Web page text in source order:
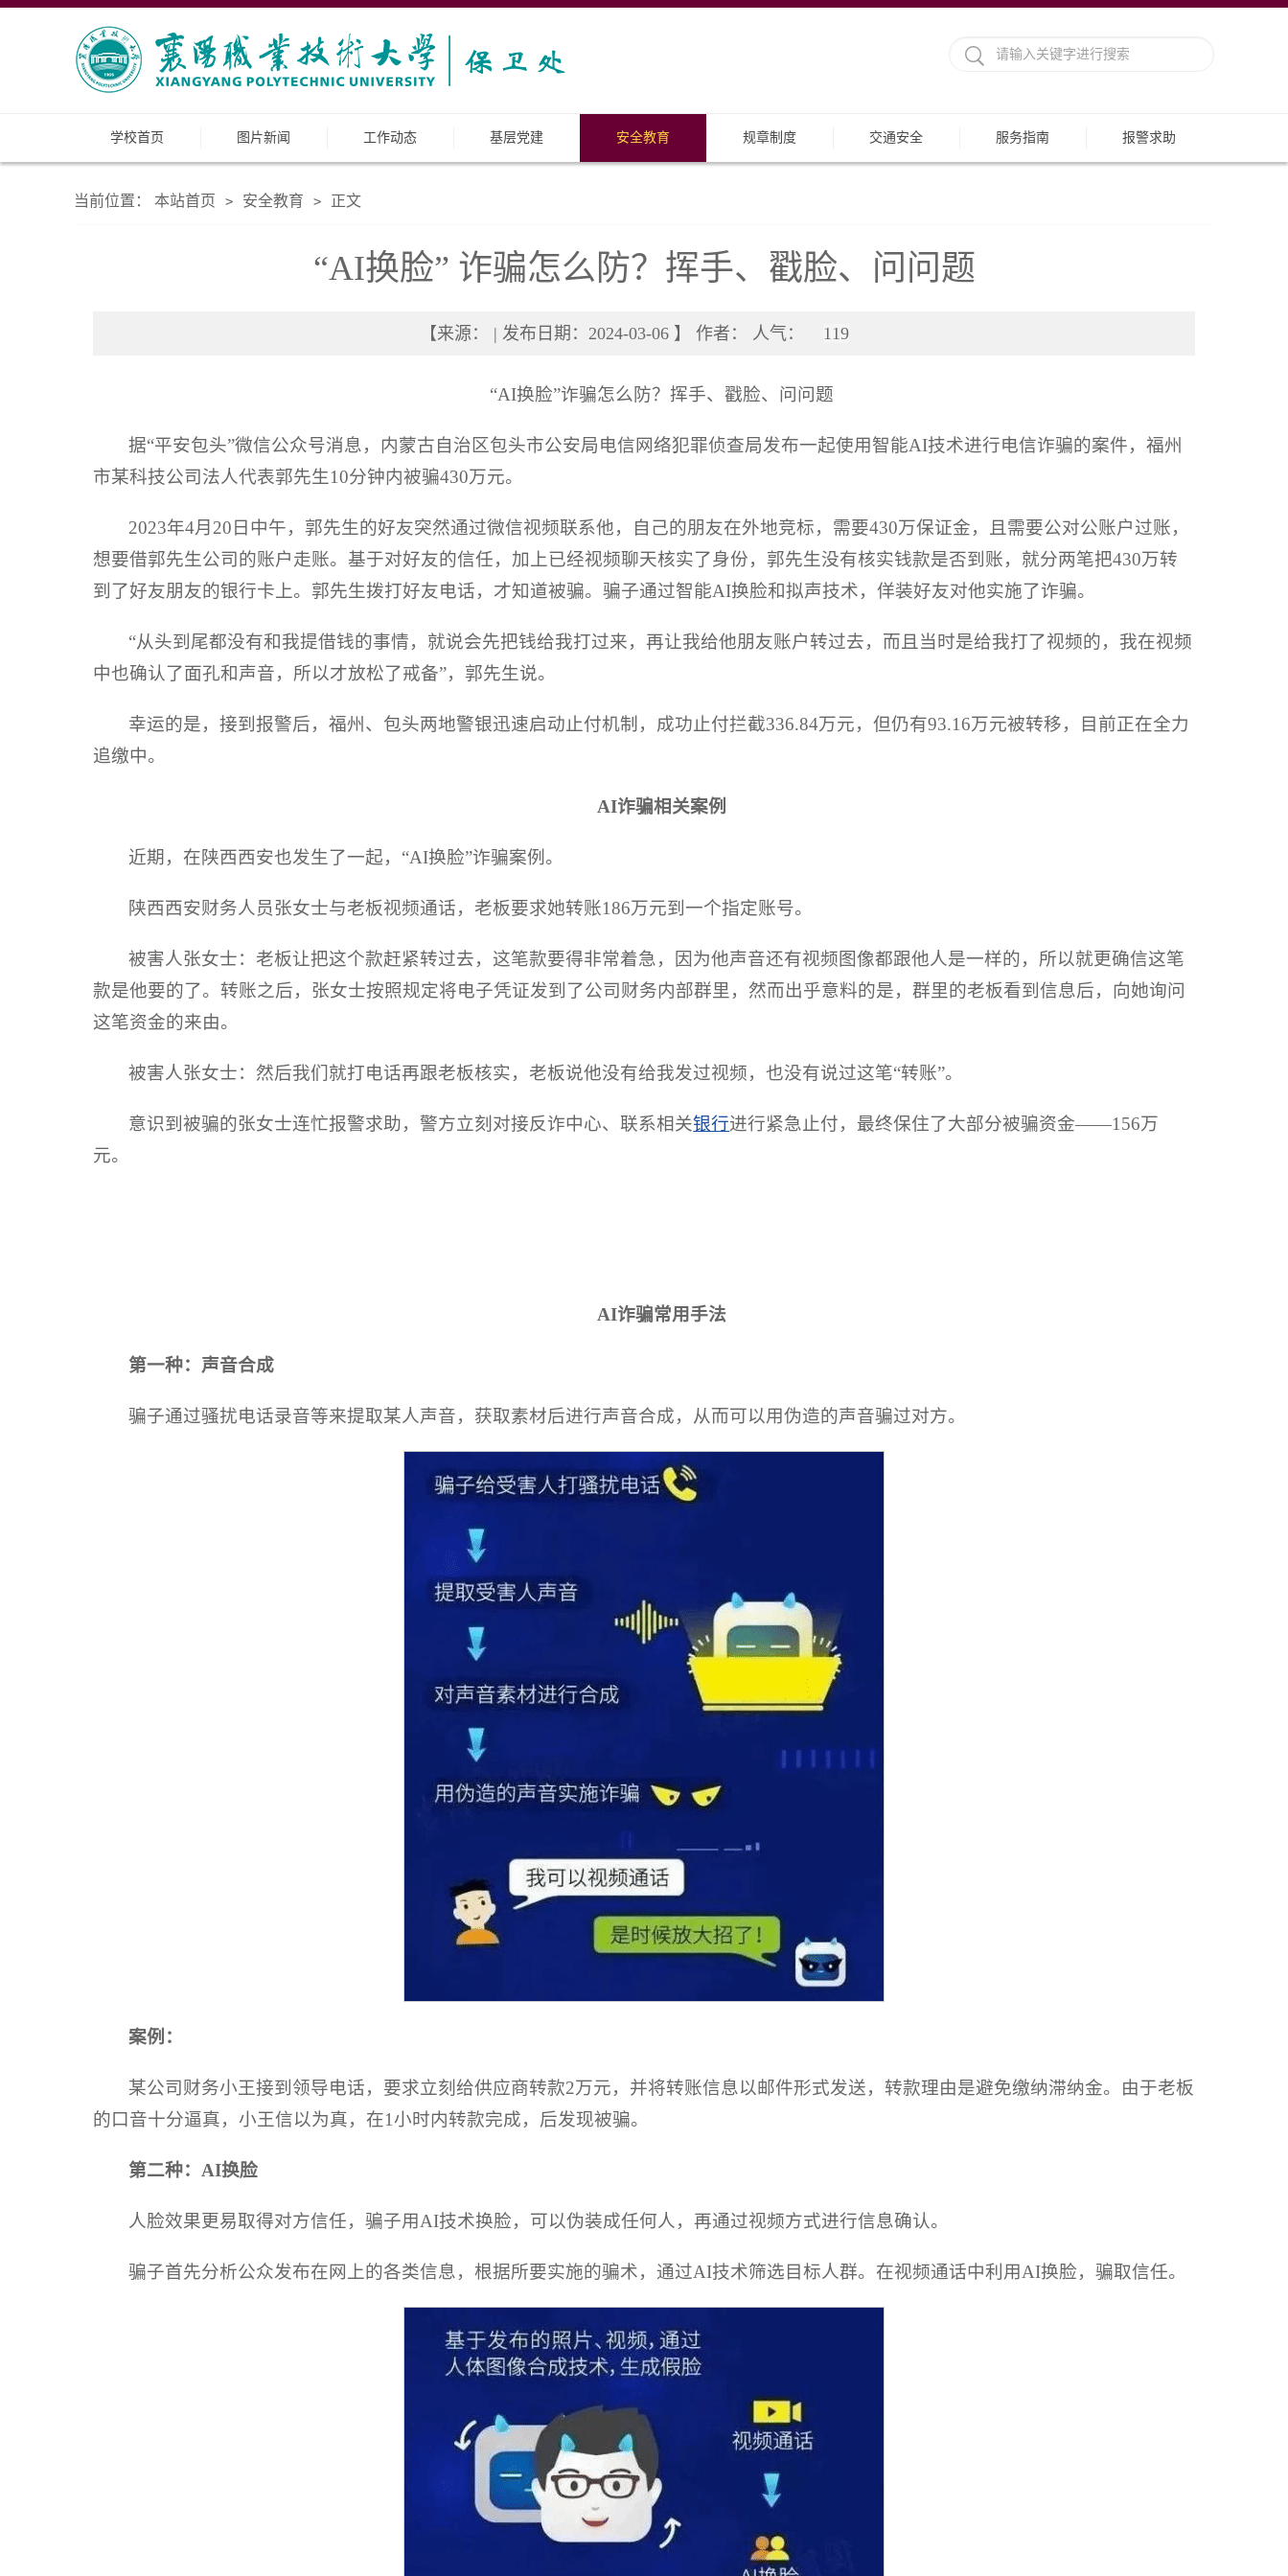
学校首页 图片新闻 工作动态 基层党建 安全教育 规章制度 交通安全 服务指南 报警求助
当前位置： 本站首页 > 安全教育 > 正文
“AI换脸” 诈骗怎么防？挥手、戳脸、问问题
【来源： | 发布日期：2024-03-06 】 作者： 人气： 119
“AI换脸”诈骗怎么防？挥手、戳脸、问问题
据“平安包头”微信公众号消息，内蒙古自治区包头市公安局电信网络犯罪侦查局发布一起使用智能AI技术进行电信诈骗的案件，福州
市某科技公司法人代表郭先生10分钟内被骗430万元。
2023年4月20日中午，郭先生的好友突然通过微信视频联系他，自己的朋友在外地竞标，需要430万保证金，且需要公对公账户过账，
想要借郭先生公司的账户走账。基于对好友的信任，加上已经视频聊天核实了身份，郭先生没有核实钱款是否到账，就分两笔把430万转
到了好友朋友的银行卡上。郭先生拨打好友电话，才知道被骗。骗子通过智能AI换脸和拟声技术，佯装好友对他实施了诈骗。
“从头到尾都没有和我提借钱的事情，就说会先把钱给我打过来，再让我给他朋友账户转过去，而且当时是给我打了视频的，我在视频
中也确认了面孔和声音，所以才放松了戒备”，郭先生说。
幸运的是，接到报警后，福州、包头两地警银迅速启动止付机制，成功止付拦截336.84万元，但仍有93.16万元被转移，目前正在全力
追缴中。
AI诈骗相关案例
近期，在陕西西安也发生了一起，“AI换脸”诈骗案例。
陕西西安财务人员张女士与老板视频通话，老板要求她转账186万元到一个指定账号。
被害人张女士：老板让把这个款赶紧转过去，这笔款要得非常着急，因为他声音还有视频图像都跟他人是一样的，所以就更确信这笔
款是他要的了。转账之后，张女士按照规定将电子凭证发到了公司财务内部群里，然而出乎意料的是，群里的老板看到信息后，向她询问
这笔资金的来由。
被害人张女士：然后我们就打电话再跟老板核实，老板说他没有给我发过视频，也没有说过这笔“转账”。
意识到被骗的张女士连忙报警求助，警方立刻对接反诈中心、联系相关银行进行紧急止付，最终保住了大部分被骗资金——156万
元。
AI诈骗常用手法
第一种：声音合成
骗子通过骚扰电话录音等来提取某人声音，获取素材后进行声音合成，从而可以用伪造的声音骗过对方。
案例：
某公司财务小王接到领导电话，要求立刻给供应商转款2万元，并将转账信息以邮件形式发送，转款理由是避免缴纳滞纳金。由于老板
的口音十分逼真，小王信以为真，在1小时内转款完成，后发现被骗。
第二种：AI换脸
人脸效果更易取得对方信任，骗子用AI技术换脸，可以伪装成任何人，再通过视频方式进行信息确认。
骗子首先分析公众发布在网上的各类信息，根据所要实施的骗术，通过AI技术筛选目标人群。在视频通话中利用AI换脸，骗取信任。